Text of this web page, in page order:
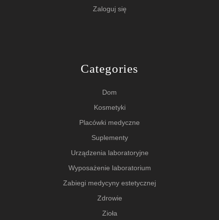
Zaloguj się
Categories
Dom
Kosmetyki
Placówki medyczne
Suplementy
Urządzenia laboratoryjne
Wyposażenie laboratorium
Zabiegi medycyny estetycznej
Zdrowie
Zioła